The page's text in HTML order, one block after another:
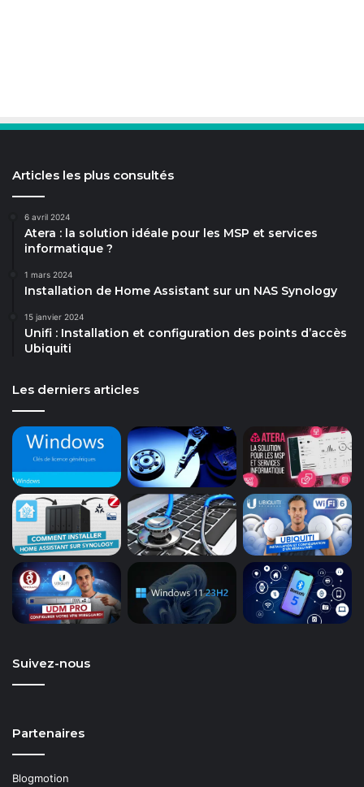
Articles les plus consultés
6 avril 2024
Atera : la solution idéale pour les MSP et services
informatique ?
1 mars 2024
Installation de Home Assistant sur un NAS Synology
15 janvier 2024
Unifi : Installation et configuration des points d’accès
Ubiquiti
Les derniers articles
Suivez-nous
Partenaires
Blogmotion